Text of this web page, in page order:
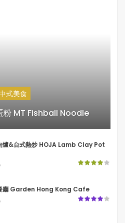
式美食
粉 MT Fishball Noodle
爐&台式熱炒 HOJA Lamb Clay Pot
廳 Garden Hong Kong Cafe